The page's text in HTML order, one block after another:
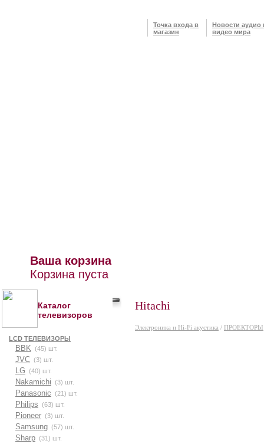
Точка входа в
магазин
Новости аудио
видео мира
Ваша корзина
Корзина пуста
Каталог
телевизоров
LCD ТЕЛЕВИЗОРЫ
BBK (45) шт.
JVC (3) шт.
LG (40) шт.
Nakamichi (3) шт.
Panasonic (21) шт.
Philips (63) шт.
Pioneer (3) шт.
Samsung (57) шт.
Sharp (31) шт.
Hitachi
Электроника и Hi-Fi акустика / ПРОЕКТОРЫ